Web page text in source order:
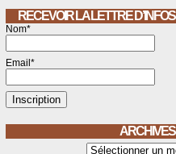
RECEVOIR LA LETTRE D’INFOS
Nom*
Email*
ARCHIVES